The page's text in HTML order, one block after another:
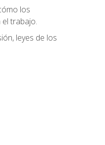
los
trabajo.
leyes de los